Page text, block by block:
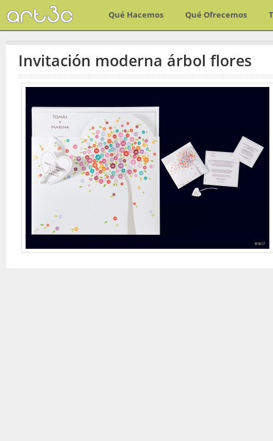
Qué Hacemos Qué Ofrecemos
Invitación moderna árbol flores